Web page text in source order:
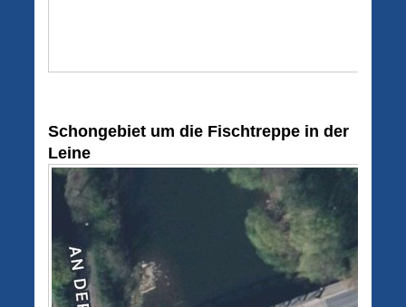
Schongebiet um die Fischtreppe in der
Leine